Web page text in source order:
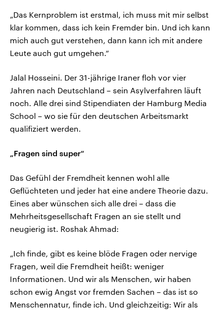
„Das Kernproblem ist erstmal, ich muss mit mir selbst
klar kommen, dass ich kein Fremder bin. Und ich kann
mich auch gut verstehen, dann kann ich mit andere
Leute auch gut umgehen.“
Jalal Hosseini. Der 31-jährige Iraner floh vor vier
Jahren nach Deutschland – sein Asylverfahren läuft
noch. Alle drei sind Stipendiaten der Hamburg Media
School – wo sie für den deutschen Arbeitsmarkt
qualifiziert werden.
„Fragen sind super“
Das Gefühl der Fremdheit kennen wohl alle
Geflüchteten und jeder hat eine andere Theorie dazu.
Eines aber wünschen sich alle drei – dass die
Mehrheitsgesellschaft Fragen an sie stellt und
neugierig ist. Roshak Ahmad:
„Ich finde, gibt es keine blöde Fragen oder nervige
Fragen, weil die Fremdheit heißt: weniger
Informationen. Und wir als Menschen, wir haben
schon ewig Angst vor fremden Sachen – das ist so
Menschennatur, finde ich. Und gleichzeitig: Wir als